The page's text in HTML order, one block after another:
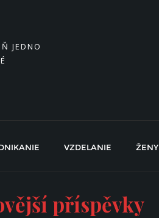
JEDNO
VZDELANIE ŽENY
příspěvky